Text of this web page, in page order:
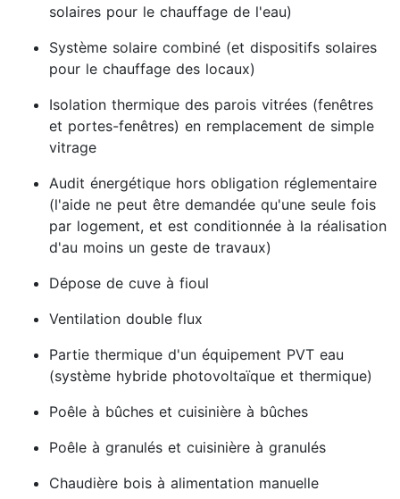
solaires pour le chauffage de l'eau)
Système solaire combiné (et dispositifs solaires
pour le chauffage des locaux)
Isolation thermique des parois vitrées (fenêtres
et portes-fenêtres) en remplacement de simple
vitrage
Audit énergétique hors obligation réglementaire
(l'aide ne peut être demandée qu'une seule fois
par logement, et est conditionnée à la réalisation
d'au moins un geste de travaux)
Dépose de cuve à fioul
Ventilation double flux
Partie thermique d'un équipement PVT eau
(système hybride photovoltaïque et thermique)
Poêle à bûches et cuisinière à bûches
Poêle à granulés et cuisinière à granulés
Chaudière bois à alimentation manuelle